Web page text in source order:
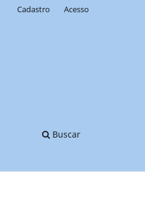
Buscar
Cadastro Acesso